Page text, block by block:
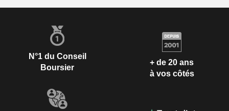
N°1 du Conseil
Boursier
+ de 20 ans
à vos côtés